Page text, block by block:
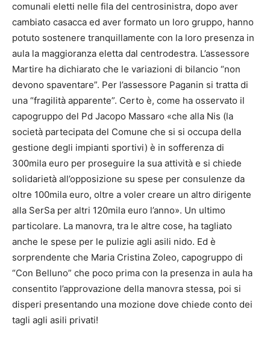
comunali eletti nelle fila del centrosinistra, dopo aver
cambiato casacca ed aver formato un loro gruppo, hanno
potuto sostenere tranquillamente con la loro presenza in
aula la maggioranza eletta dal centrodestra. L’assessore
Martire ha dichiarato che le variazioni di bilancio “non
devono spaventare”. Per l’assessore Paganin si tratta di
una “fragilità apparente”. Certo è, come ha osservato il
capogruppo del Pd Jacopo Massaro «che alla Nis (la
società partecipata del Comune che si si occupa della
gestione degli impianti sportivi) è in sofferenza di
300mila euro per proseguire la sua attività e si chiede
solidarietà all’opposizione su spese per consulenze da
oltre 100mila euro, oltre a voler creare un altro dirigente
alla SerSa per altri 120mila euro l’anno». Un ultimo
particolare. La manovra, tra le altre cose, ha tagliato
anche le spese per le pulizie agli asili nido. Ed è
sorprendente che Maria Cristina Zoleo, capogruppo di
“Con Belluno” che poco prima con la presenza in aula ha
consentito l’approvazione della manovra stessa, poi si
disperi presentando una mozione dove chiede conto dei
tagli agli asili privati!